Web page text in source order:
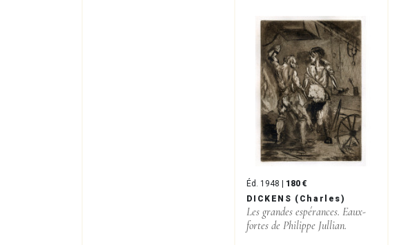
Éd. 1948 | 180 €
DICKENS (Charles)
Les grandes espérances. Eaux-
fortes de Philippe Jullian.